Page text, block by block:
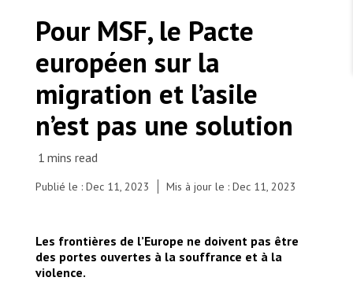
Les États négligent leur obligation de protéger les
personnes civiles et les services de santé en temps
de guerre
Urgence Ebola
Séismes au Venezuela : conséquences et intervention
de MSF
Dons des fondations
Partenariat d’entreprise
Les Amis de MSF
Devenez bénévoles au Canada
Travailler avec MSF
Travailler à l’étranger
Travailler au Canada
Nous recrutons : Logisticien ou logisticienne
technique
Pour MSF, le Pacte
européen sur la
migration et l’asile
n’est pas une solution
Publié le : Dec 11, 2023 Mis à jour le : Dec 11, 2023
Les frontières de l’Europe ne doivent pas être
des portes ouvertes à la souffrance et à la
violence.